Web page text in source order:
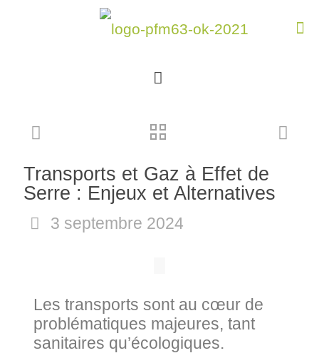
Transports et Gaz à Effet de
Serre : Enjeux et Alternatives
3 septembre 2024
Les transports sont au cœur de
problématiques majeures, tant
sanitaires qu’écologiques.